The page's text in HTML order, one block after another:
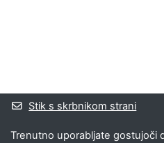
Stik s skrbnikom strani
Trenutno uporabljate gostujoči